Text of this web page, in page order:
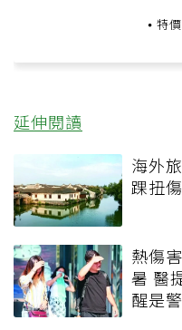
特價
延伸閱讀
海外
踝扭
熱傷
暑 醫
醒是